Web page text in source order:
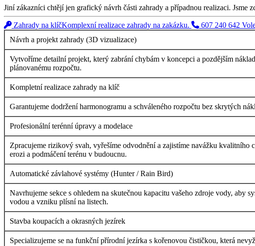
Jiní zákazníci chtějí jen grafický návrh části zahrady a případnou realizaci. Jsme
Zahrady na klíčKomplexní realizace zahrady na zakázku. 607 240 642
Návrh a projekt zahrady (3D vizualizace)
Vytvoříme detailní projekt, který zabrání chybám v koncepci a pozdějším
plánovanému rozpočtu.
Kompletní realizace zahrady na klíč
Garantujeme dodržení harmonogramu a schváleného rozpočtu bez skrytých
Profesionální terénní úpravy a modelace
Zpracujeme rizikový svah, vyřešíme odvodnění a zajistíme navážku kvalitního
erozi a podmáčení terénu v budoucnu.
Automatické závlahové systémy (Hunter / Rain Bird)
Navrhujeme sekce s ohledem na skutečnou kapacitu vašeho zdroje vody,
vodou a vzniku plísní na listech.
Stavba koupacích a okrasných jezírek
Specializujeme se na funkční přírodní jezírka s kořenovou čističkou, která